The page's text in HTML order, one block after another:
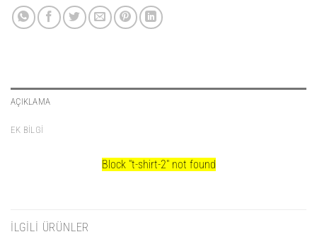
AÇIKLAMA
EK BILGI
Block "t-shirt-2"not found
İLGILI ÜRÜNLER